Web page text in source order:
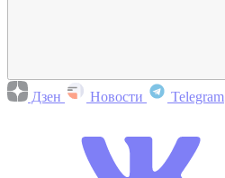
Дзен Новости Telegram